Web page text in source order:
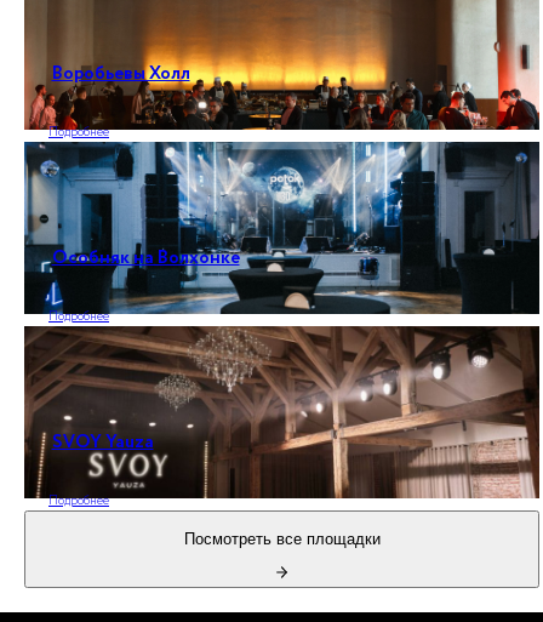
Воробьевы Холл
Подробнее
Особняк на Волхонке
Подробнее
SVOY Yauza
Подробнее
Посмотреть все площадки